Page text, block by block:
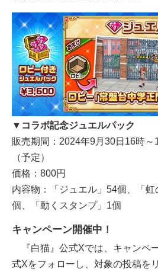
▼コラボ記念ジュエルパック
販売期間：2024年9月30日16時～
（予定）
価格：800円
内容物：「ジュエル」54個、「
個、「動くスタンプ」1個
キャンペーン開催中！
『白猫』公式Xでは、キャンペ
式Xをフォローし、対象の投稿を